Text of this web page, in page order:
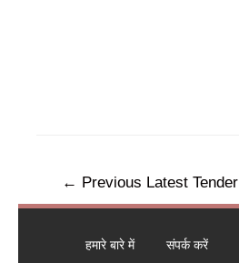
← Previous Latest Tender
हमारे बारे में संपर्क करें